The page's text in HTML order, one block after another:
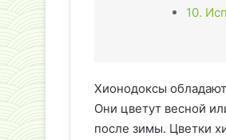
10.
Хионодоксы
Они цветут весной
после зимы. Цветки